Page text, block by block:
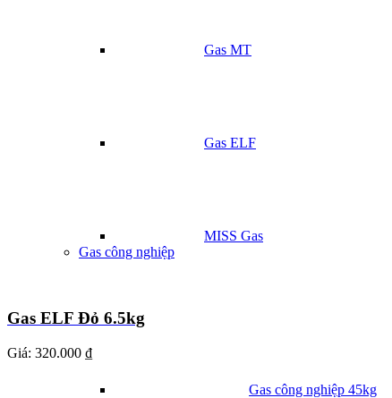
Gas MT
Gas ELF
MISS Gas
Gas công nghiệp
Gas công nghiệp 45kg
Gas ELF Đỏ 6.5kg
Giá: 320.000 ₫